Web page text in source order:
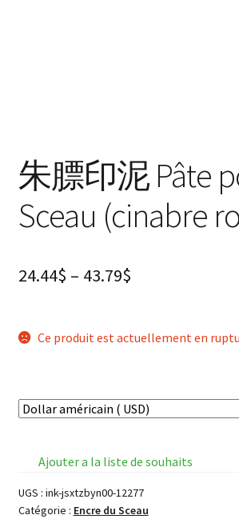
朱膘印泥 Pâte
Sceau (cinabre
24.44$ – 43.79$
Ce produit est actuellement en
Ajouter a la liste de souhaits
UGS : ink-jsxtzbyn00-12277
Catégorie : Encre du Sceau